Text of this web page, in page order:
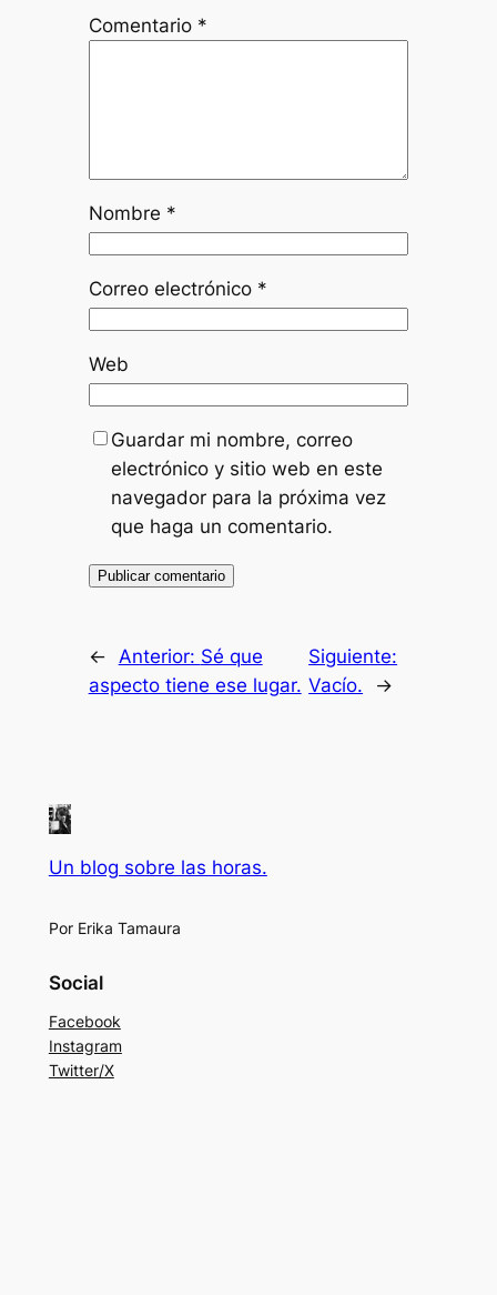
Comentario *
Nombre *
Correo electrónico *
Web
Guardar mi nombre, correo
electrónico y sitio web en este
navegador para la próxima vez
que haga un comentario.
← Anterior: Sé que
aspecto tiene ese lugar.
Siguiente:
Vacío.
→
Un blog sobre las horas.
Por Erika Tamaura
Social
Facebook
Instagram
Twitter/X